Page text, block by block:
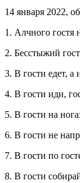
14 января 2022,
1. Алчного гостя
2. Бесстыжий
3. В гости едет, а
4. В гости иди,
5. В гости на
6. В гости не
7. В гости по
8. В гости